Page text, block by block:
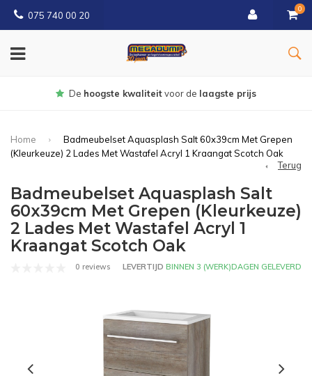
075 740 00 20
0
Gratisbezorgd vanaf € 150
Home
Badmeubelset Aquasplash Salt 60x39cm Met Grepen
(Kleurkeuze) 2 Lades Met Wastafel Acryl 1 Kraangat Scotch Oak
Terug
Badmeubelset Aquasplash Salt
60x39cm Met Grepen (Kleurkeuze)
2 Lades Met Wastafel Acryl 1
Kraangat Scotch Oak
0 reviews LEVERTIJD BINNEN 3 (WERK)DAGEN GELEVERD